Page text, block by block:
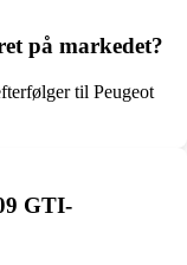
på markedet?
til Peugeot
GTI-